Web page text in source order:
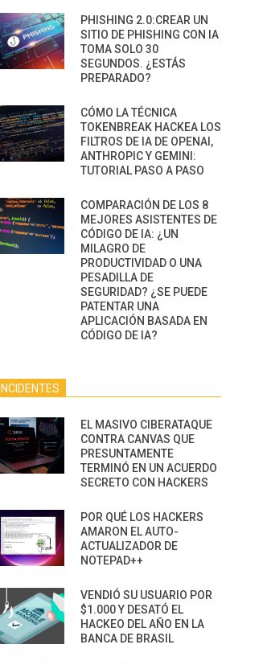
PHISHING 2.0:CREAR UN
SITIO DE PHISHING CON IA
TOMA SOLO 30
SEGUNDOS. ¿ESTÁS
PREPARADO?
CÓMO LA TÉCNICA
TOKENBREAK HACKEA LOS
FILTROS DE IA DE OPENAI,
ANTHROPIC Y GEMINI:
TUTORIAL PASO A PASO
COMPARACIÓN DE LOS 8
MEJORES ASISTENTES DE
CÓDIGO DE IA: ¿UN
MILAGRO DE
PRODUCTIVIDAD O UNA
PESADILLA DE
SEGURIDAD? ¿SE PUEDE
PATENTAR UNA
APLICACIÓN BASADA EN
CÓDIGO DE IA?
INCIDENTES
EL MASIVO CIBERATAQUE
CONTRA CANVAS QUE
PRESUNTAMENTE
TERMINÓ EN UN ACUERDO
SECRETO CON HACKERS
POR QUÉ LOS HACKERS
AMARON EL AUTO-
ACTUALIZADOR DE
NOTEPAD++
VENDIÓ SU USUARIO POR
$1.000 Y DESATÓ EL
HACKEO DEL AÑO EN LA
BANCA DE BRASIL